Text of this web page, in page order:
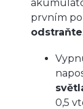
prvním
odstraňte
0,5